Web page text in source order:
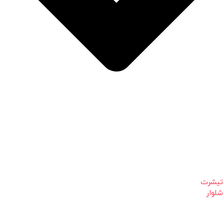
تیشرت
شلوار